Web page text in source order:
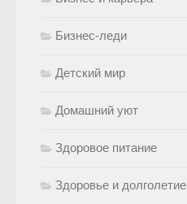
Бизнес-леди
Детский мир
Домашний уют
Здоровое питание
Здоровье и долголетие